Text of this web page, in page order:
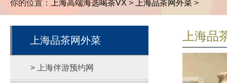
你的位置： 上海高端海选喝茶VX > 上海品茶网外菜 >
上海品茶网外菜
> 上海伴游预约网
上海品